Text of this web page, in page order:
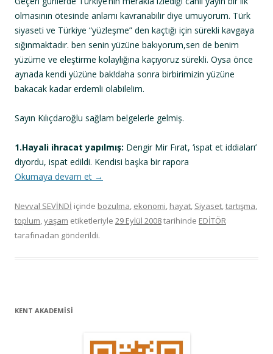
olmasının ötesinde anlamı kavranabilir diye umuyorum. Türk
siyaseti ve Türkiye “yüzleşme” den kaçtığı için sürekli kavgaya
sığınmaktadır. ben senin yüzüne bakıyorum,sen de benim
yüzüme ve eleştirme kolaylığına kaçıyoruz sürekli. Oysa önce
aynada kendi yüzüne bak!daha sonra birbirimizin yüzüne
bakacak kadar erdemli olabilelim.
Sayın Kılıçdaroğlu sağlam belgelerle gelmiş.
1.Hayali ihracat yapılmış: Dengir Mir Fırat, ‘ispat et iddiaları’
diyordu, ispat edildi. Kendisi başka bir rapora
Okumaya devam et →
Nevval SEVİNDİ içinde bozulma, ekonomi, hayat, Siyaset,tartışma,
toplum,yaşam etiketleriyle 29 Eylül 2008tarihinde EDİTÖR
tarafınadan gönderildi.
KENT AKADEMİSİ